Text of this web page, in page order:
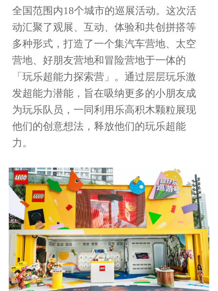
全国范围内18个城市的巡展活动。这次活
动汇聚了观展、互动、体验和共创拼搭等
多种形式，打造了一个集汽车营地、太空
营地、好朋友营地和冒险营地于一体的
「玩乐超能力探索营」。通过层层玩乐激
发超能力潜能，旨在吸纳更多的小朋友成
为玩乐队员，一同利用乐高积木颗粒展现
他们的创意想法，释放他们的玩乐超能
力。